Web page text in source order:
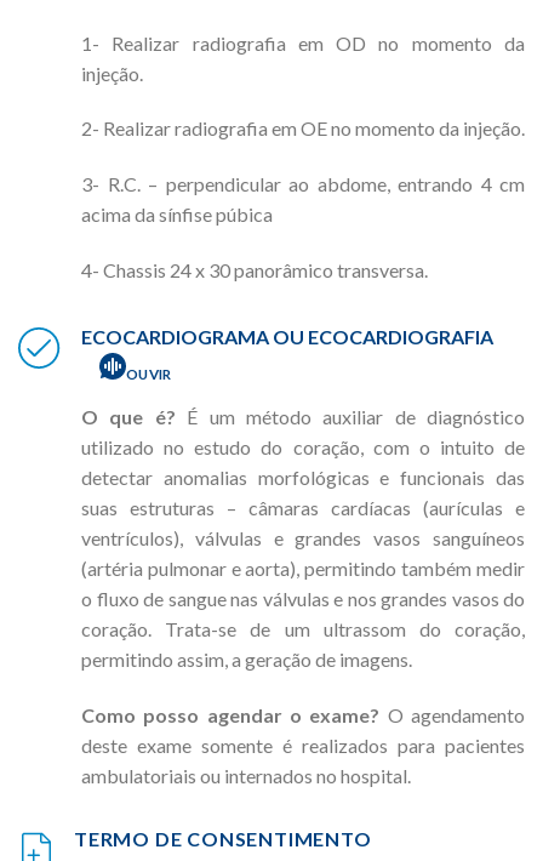
1- Realizar radiografia em OD no momento da
injeção.
2- Realizar radiografia em OE no momento da injeção.
3- R.C. – perpendicular ao abdome, entrando 4 cm
acima da sínfise púbica
4- Chassis 24 x 30 panorâmico transversa.
ECOCARDIOGRAMA OU ECOCARDIOGRAFIA
OUVIR
O que é? É um método auxiliar de diagnóstico
utilizado no estudo do coração, com o intuito de
detectar anomalias morfológicas e funcionais das
suas estruturas – câmaras cardíacas (aurículas e
ventrículos), válvulas e grandes vasos sanguíneos
(artéria pulmonar e aorta), permitindo também medir
o fluxo de sangue nas válvulas e nos grandes vasos do
coração. Trata-se de um ultrassom do coração,
permitindo assim, a geração de imagens.
Como posso agendar o exame? O agendamento
deste exame somente é realizados para pacientes
ambulatoriais ou internados no hospital.
TERMO DE CONSENTIMENTO